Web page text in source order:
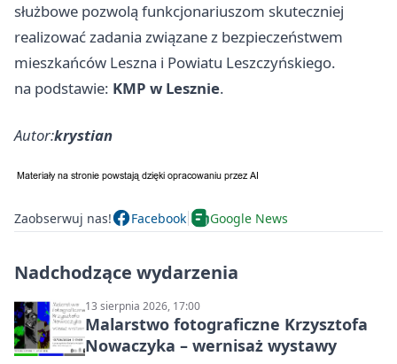
służbowe pozwolą funkcjonariuszom skuteczniej
realizować zadania związane z bezpieczeństwem
mieszkańców Leszna i Powiatu Leszczyńskiego.
na podstawie: KMP w Lesznie.
Autor:krystian
Zaobserwuj nas! Facebook Google News
Nadchodzące wydarzenia
13 sierpnia 2026, 17:00
Malarstwo fotograficzne Krzysztofa
Nowaczyka – wernisaż wystawy